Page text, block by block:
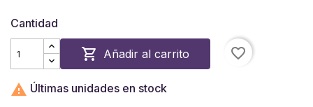
Cantidad
 Añadir al carrito favorite_border
 Últimas unidades en stock